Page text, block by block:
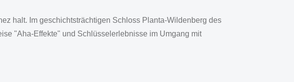
halt. Im geschichtsträchtigen Schloss Planta-Wildenberg des
"Aha-Effekte" und Schlüsselerlebnisse im Umgang mit